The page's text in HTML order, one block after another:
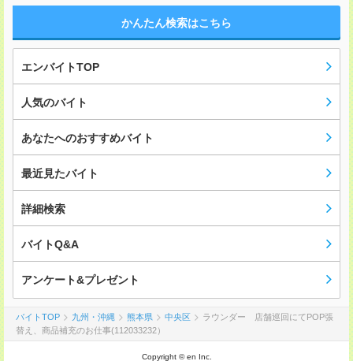
かんたん検索はこちら
エンバイトTOP
人気のバイト
あなたへのおすすめバイト
最近見たバイト
詳細検索
バイトQ&A
アンケート&プレゼント
バイトTOP 九州・沖縄 熊本県 中央区
ラウンダー 店舗巡回にてPOP張
替え、商品補充のお仕事(112033232）
Copyright © en Inc.